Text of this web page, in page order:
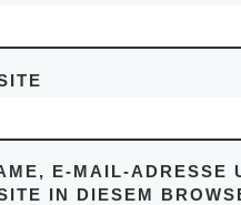
E-MAIL-ADRESSE
IN DIESEM